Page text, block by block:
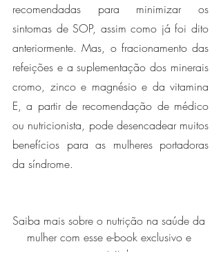
recomendadas para minimizar os
sintomas de SOP, assim como já foi dito
anteriormente. Mas, o fracionamento das
refeições e a suplementação dos minerais
cromo, zinco e magnésio e da vitamina
E, a partir de recomendação de médico
ou nutricionista, pode desencadear muitos
benefícios para as mulheres portadoras
da síndrome.
Saiba mais sobre o nutrição na saúde da
mulher com esse e-book exclusivo e
gratuito!